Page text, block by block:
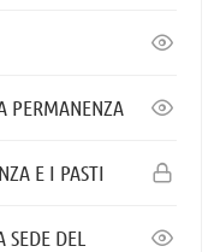
PERMANENZA
E I PASTI
DEL